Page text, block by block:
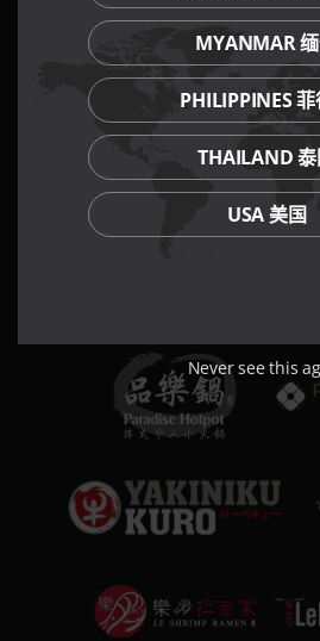
MYANMAR
PHILIPPINES
THAILAND
USA 美国
Never see this